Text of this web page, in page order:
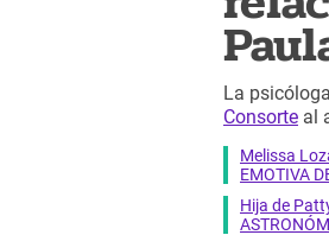
La psicóloga
Consorte al
Melissa
EMOTIVA
Hija de